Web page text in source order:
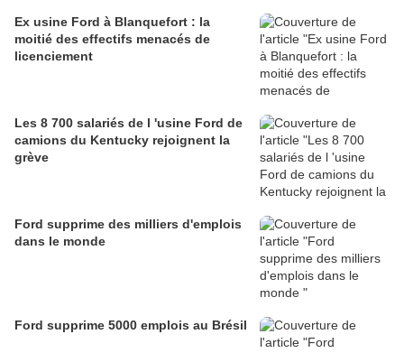
Ex usine Ford à Blanquefort : la
moitié des effectifs menacés de
licenciement
Les 8 700 salariés de l 'usine Ford de
camions du Kentucky rejoignent la
grève
Ford supprime des milliers d'emplois
dans le monde
Ford supprime 5000 emplois au Brésil